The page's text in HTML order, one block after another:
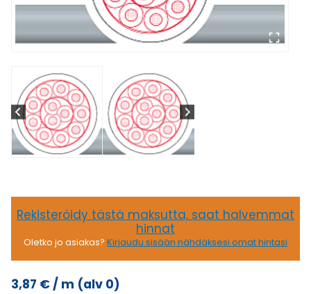
Rekisteröidy tästä maksutta, saat halvemmat
hinnat
Oletko jo asiakas? Kirjaudu sisään nähdäksesi omat hintasi
3,87 €/ m (alv 0)